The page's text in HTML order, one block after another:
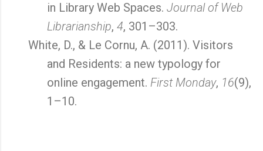
in Library Web Spaces. Journal of Web
Librarianship, 4, 301–303.
White, D., & Le Cornu, A. (2011). Visitors
and Residents: a new typology for
online engagement. First Monday, 16(9),
1–10.